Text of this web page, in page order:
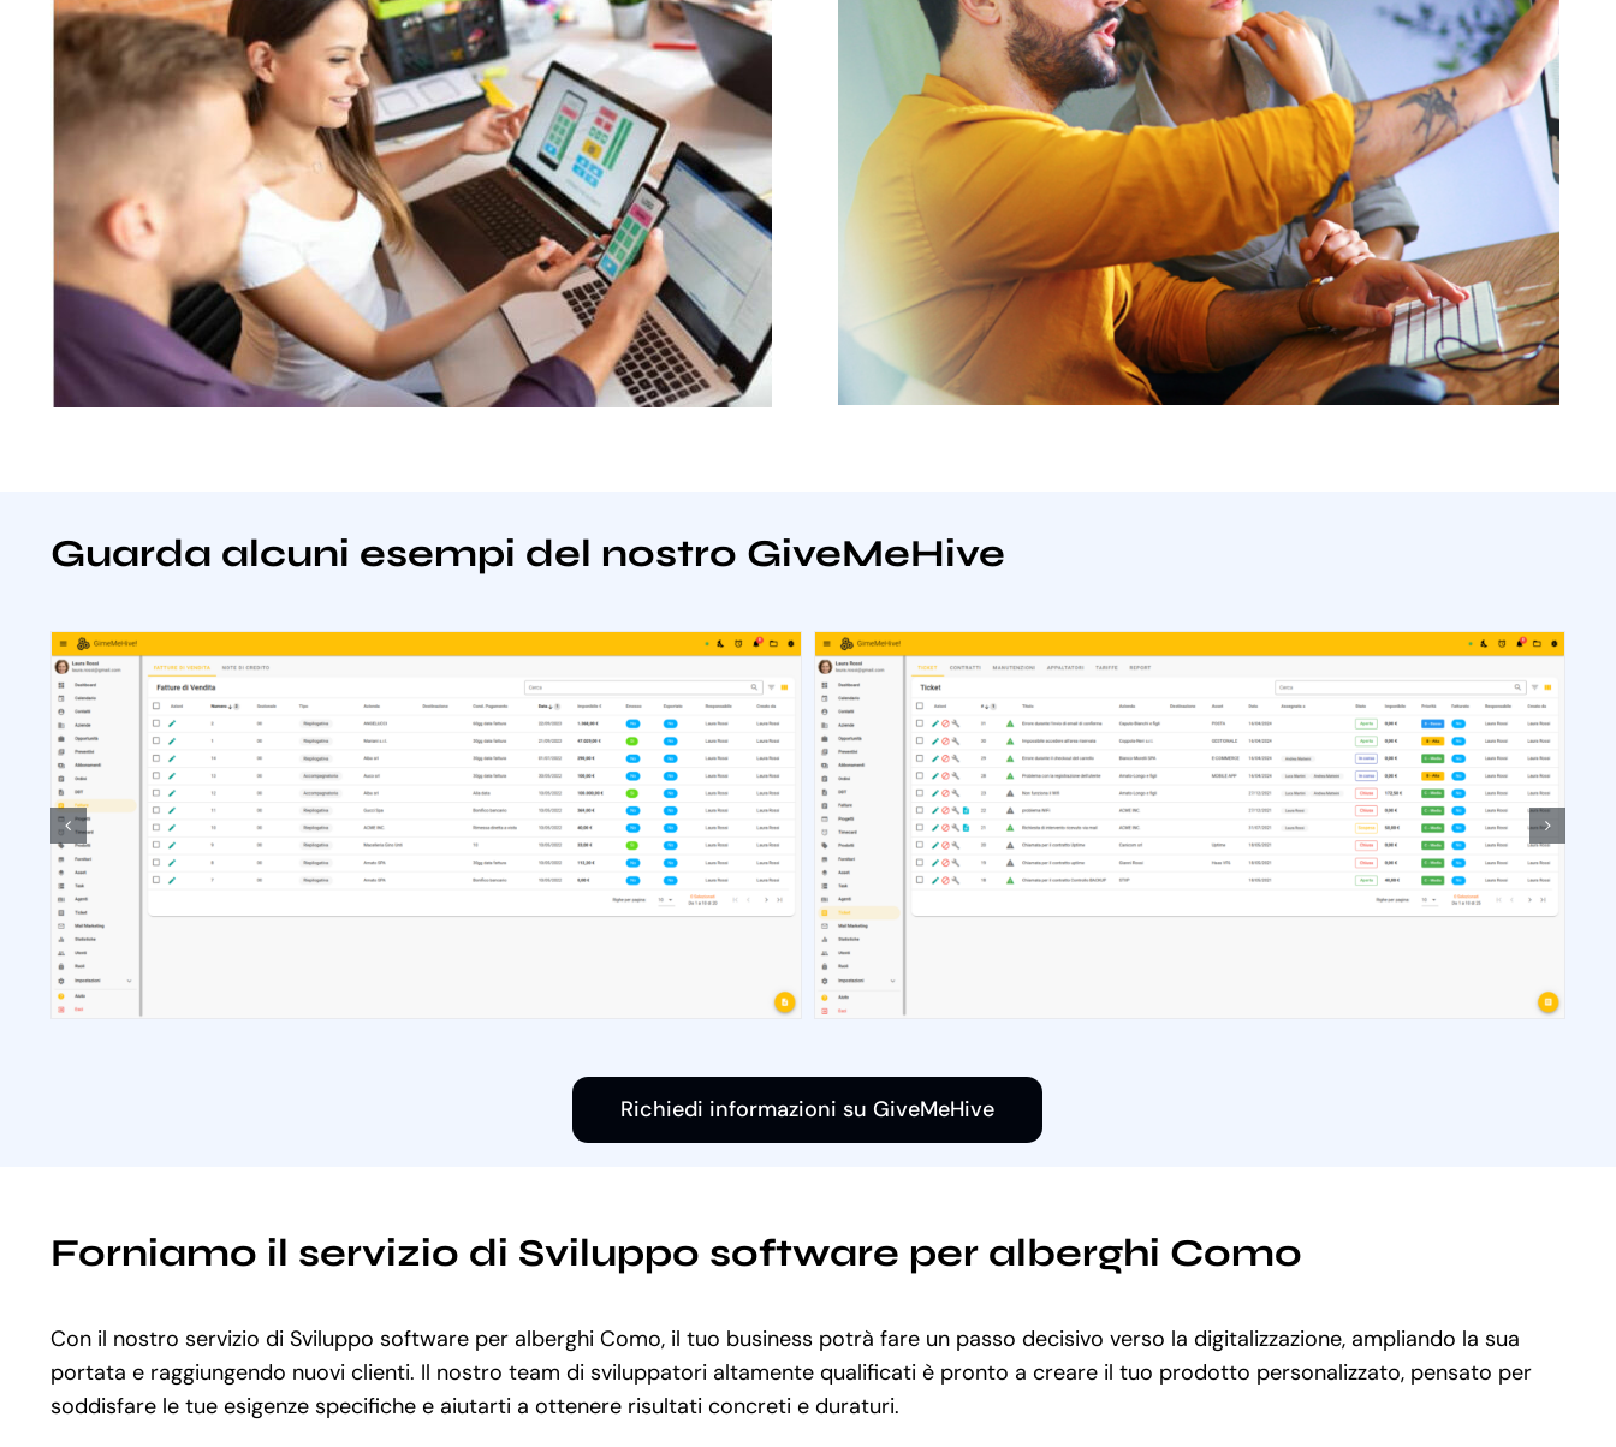
Guarda alcuni esempi del nostro GiveMeHive
Richiedi informazioni su GiveMeHive
Forniamo il servizio di Sviluppo software per alberghi Como
Con il nostro servizio di Sviluppo software per alberghi Como, il tuo business potrà fare un passo decisivo verso la digitalizzazione, ampliando la sua
portata e raggiungendo nuovi clienti. Il nostro team di sviluppatori altamente qualificati è pronto a creare il tuo prodotto personalizzato, pensato per
soddisfare le tue esigenze specifiche e aiutarti a ottenere risultati concreti e duraturi.